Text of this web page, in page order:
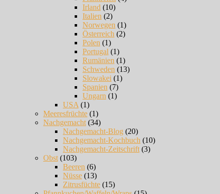
Irland (10)
Italien (2)
Norwegen (1)
Österreich (2)
Polen (1)
Portugal (1)
Rumänien (1)
Schweden (13)
Slowakei (1)
Spanien (7)
Ungarn (1)
USA (1)
Meeresfrüchte (1)
Nachgemacht (34)
Nachgemacht-Blog (20)
Nachgemacht-Kochbuch (10)
Nachgemacht-Zeitschrift (3)
Obst (103)
Beeren (6)
Nüsse (13)
Zitrusfüchte (15)